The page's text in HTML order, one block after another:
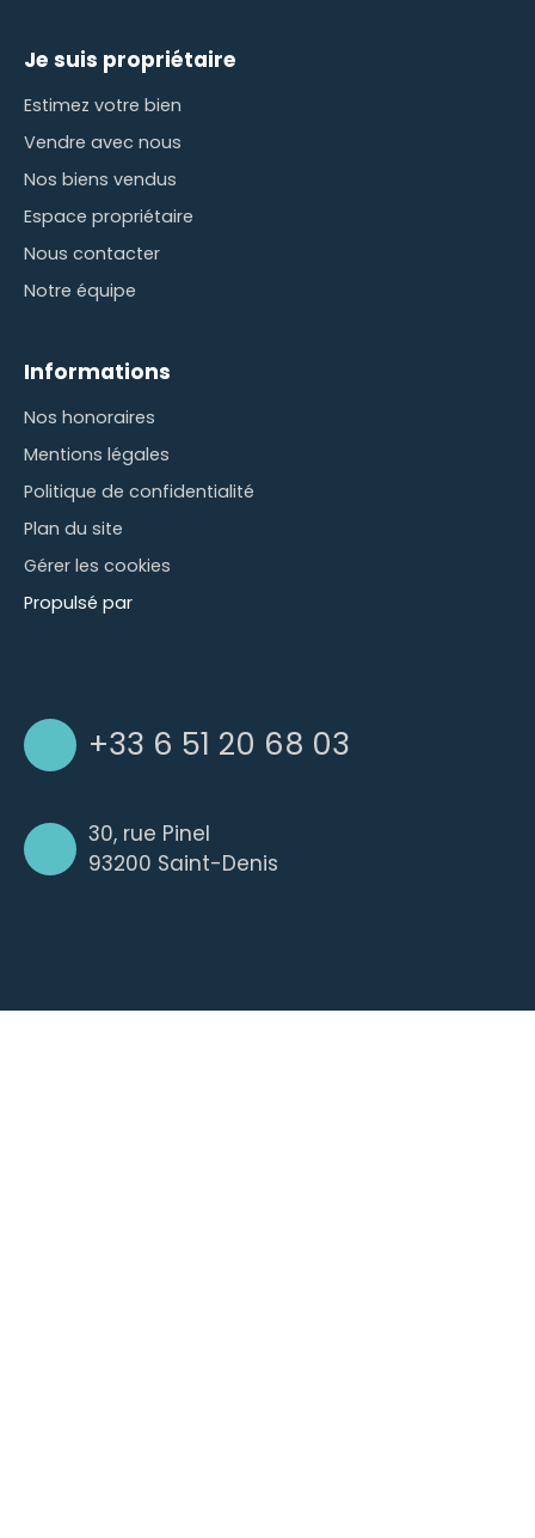
Je suis propriétaire
Estimez votre bien
Vendre avec nous
Nos biens vendus
Espace propriétaire
Nous contacter
Notre équipe
Informations
Nos honoraires
Mentions légales
Politique de confidentialité
Plan du site
Gérer les cookies
Propulsé par
+33 6 51 20 68 03
30, rue Pinel
93200 Saint-Denis